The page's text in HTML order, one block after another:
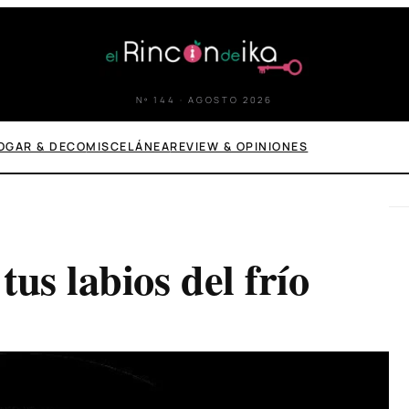
Nº 144 · AGOSTO 2026
& DECOMISCELÁNEAREVIEW & OPINIONES
labios del frío